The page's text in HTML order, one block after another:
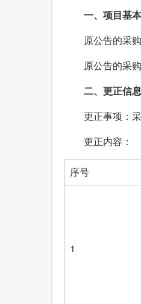
一、项目基
原公告的采
原公告的采
二、更正信息
更正事项：
更正内容：
序号
1